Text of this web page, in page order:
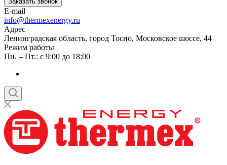
E-mail
info@thermexenergy.ru
Адрес
Ленинградская область, город Тосно, Московское шоссе, 44
Режим работы
Пн. – Пт.: с 9:00 до 18:00